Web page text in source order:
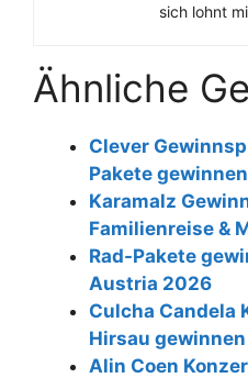
sich lohnt
Ähnliche
Clever
Pakete gewinnen
Karamalz
Familienreise &
Rad-Pakete
Austria 2026
Culcha Candela
Hirsau
Alin Coen